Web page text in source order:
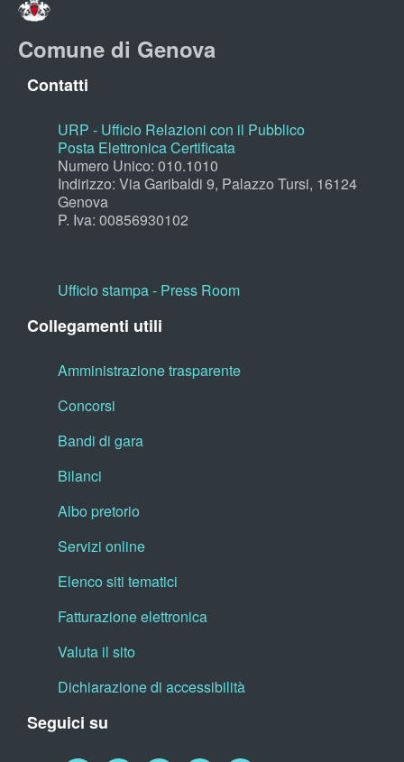
Comune di Genova
Contatti
URP - Ufficio Relazioni con il Pubblico
Posta Elettronica Certificata
Numero Unico: 010.1010
Indirizzo: Via Garibaldi 9, Palazzo Tursi, 16124
Genova
P. Iva: 00856930102
Ufficio stampa - Press Room
Collegamenti utili
Amministrazione trasparente
Concorsi
Bandi di gara
Bilanci
Albo pretorio
Servizi online
Elenco siti tematici
Fatturazione elettronica
Valuta il sito
Dichiarazione di accessibilità
Seguici su